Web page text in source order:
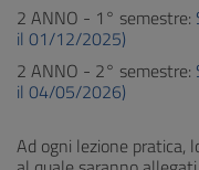
2 ANNO - 1° semestre:
il 01/12/2025)
2 ANNO - 2° semestre:
il 04/05/2026)
Ad ogni lezione pratica,